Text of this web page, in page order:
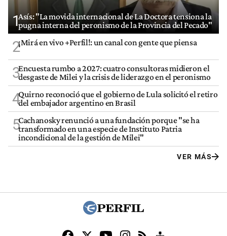
1Asís: "La movida internacional de La Doctora tensiona la
pugna interna del peronismo de la Provincia del Pecado"
2¡Mirá en vivo +Perfil!: un canal con gente que piensa
3Encuesta rumbo a 2027: cuatro consultoras midieron el
desgaste de Milei y la crisis de liderazgo en el peronismo
4Quirno reconoció que el gobierno de Lula solicitó el retiro
del embajador argentino en Brasil
5Cachanosky renunció a una fundación porque "se ha
transformado en una especie de Instituto Patria
incondicional de la gestión de Milei"
VER MÁS